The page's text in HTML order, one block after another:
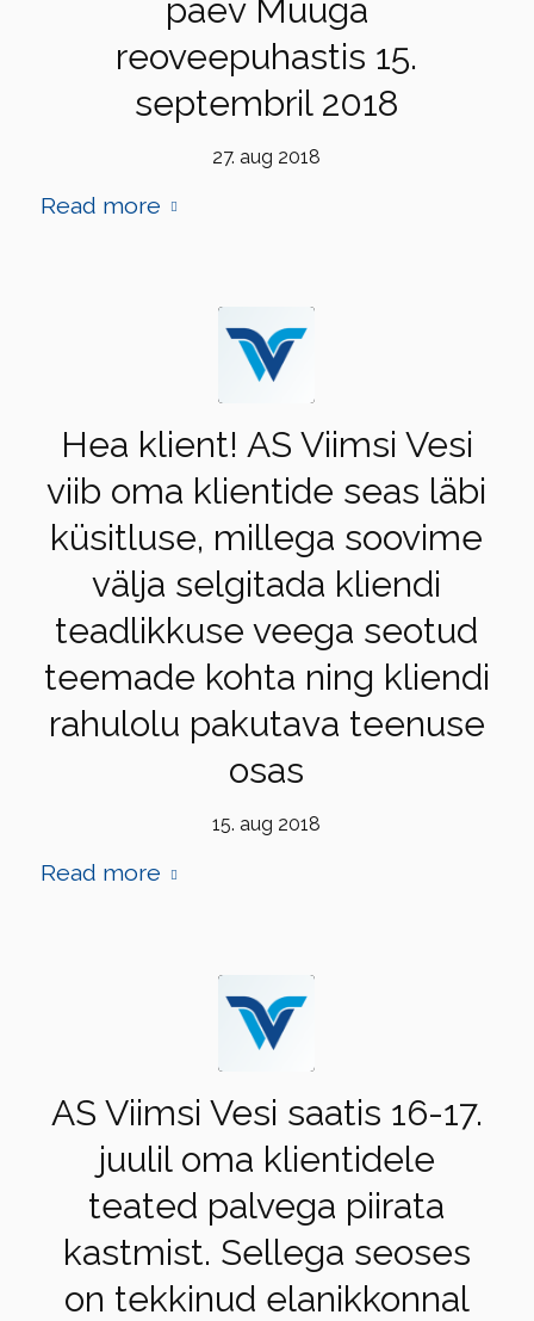
päev Muuga
reoveepuhastis 15.
septembril 2018
27. aug 2018
Read more
Hea klient! AS Viimsi Vesi
viib oma klientide seas läbi
küsitluse, millega soovime
välja selgitada kliendi
teadlikkuse veega seotud
teemade kohta ning kliendi
rahulolu pakutava teenuse
osas
15. aug 2018
Read more
AS Viimsi Vesi saatis 16-17.
juulil oma klientidele
teated palvega piirata
kastmist. Sellega seoses
on tekkinud elanikkonnal